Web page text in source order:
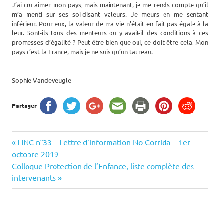
J’ai cru aimer mon pays, mais maintenant, je me rends compte qu’il
m’a menti sur ses soi-disant valeurs. Je meurs en me sentant
inférieur. Pour eux, la valeur de ma vie n’était en fait pas égale à la
leur. Sont-ils tous des menteurs ou y avait-il des conditions à ces
promesses d’égalité ? Peut-être bien que oui, ce doit être cela. Mon
pays c’est la France, mais je ne suis qu’un taureau.
Sophie Vandeveugle
Partager
Navigation
de
l’article
Previous
Post:
LINC n°33 – Lettre d’information No Corrida – 1er
octobre 2019
Next
Post:
Colloque Protection de l’Enfance, liste complète des
intervenants